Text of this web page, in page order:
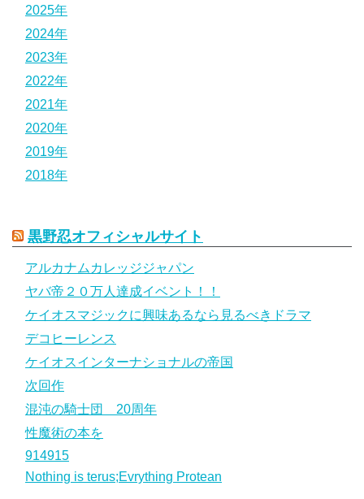
2025年
2024年
2023年
2022年
2021年
2020年
2019年
2018年
黒野忍オフィシャルサイト
アルカナムカレッジジャパン
ヤバ帝２０万人達成イベント！！
ケイオスマジックに興味あるなら見るべきドラマ
デコヒーレンス
ケイオスインターナショナルの帝国
次回作
混沌の騎士団 20周年
性魔術の本を
914915
Nothing is terus;Evrything Protean